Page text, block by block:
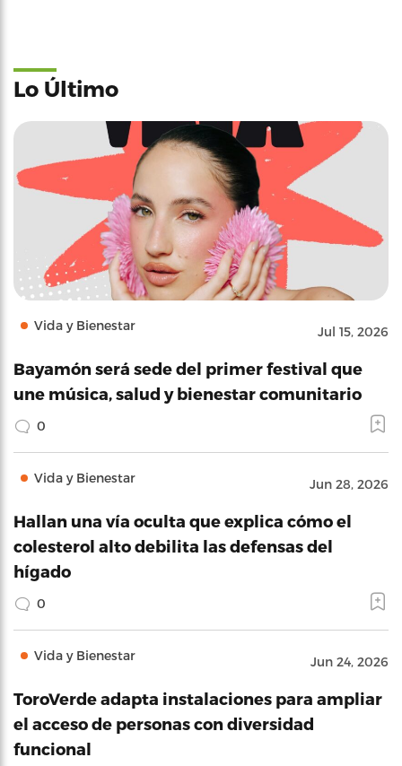
Lo Último
Vida y Bienestar Jul 15, 2026
Bayamón será sede del primer festival que
une música, salud y bienestar comunitario
0
Vida y Bienestar Jun 28, 2026
Hallan una vía oculta que explica cómo el
colesterol alto debilita las defensas del
hígado
0
Vida y Bienestar Jun 24, 2026
ToroVerde adapta instalaciones para ampliar
el acceso de personas con diversidad
funcional